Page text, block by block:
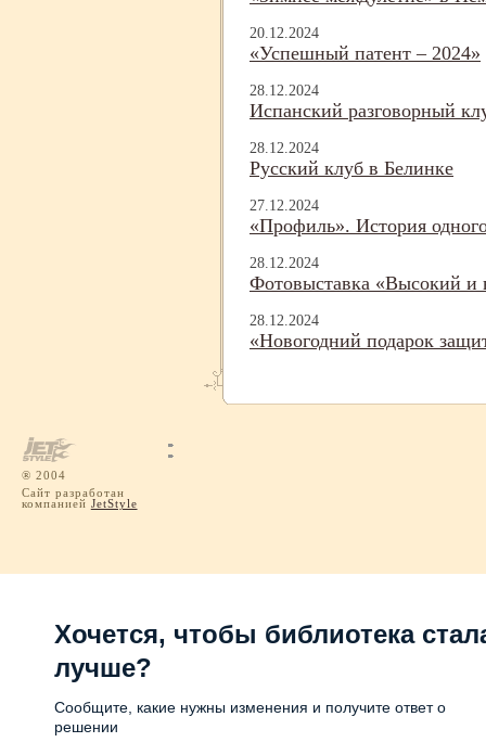
20.12.2024
«Успешный патент – 2024»
28.12.2024
Испанский разговорный
28.12.2024
Русский клуб в Белинке
27.12.2024
«Профиль». История
28.12.2024
Фотовыставка «Высокий и
28.12.2024
«Новогодний подарок
® 2004
Сайт разработан
компанией JetStyle
Хочется, чтобы библиотека
лучше?
Сообщите, какие нужны изменения и получите ответ о
решении